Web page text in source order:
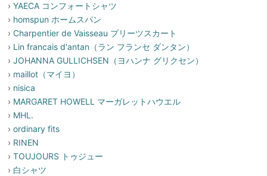
›YAECA コンフォートシャツ
› homspun ホームスパン
› Charpentier de Vaisseau プリーツスカート
› Lin francais d'antan（ラン フランセ ダンタン）
›JOHANNA GULLICHSEN（ヨハンナ グリクセン）
› maillot（マイヨ）
› nisica
› MARGARET HOWELL マーガレットハウエル
› MHL.
›ordinary fits
› RINEN
›TOUJOURS トゥジュー
› 白シャツ